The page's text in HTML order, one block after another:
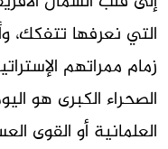
التي نعرفها تتفكك،
زمام ممراتهم
الصحراء الكبرى هو
العلمانية أو القوى